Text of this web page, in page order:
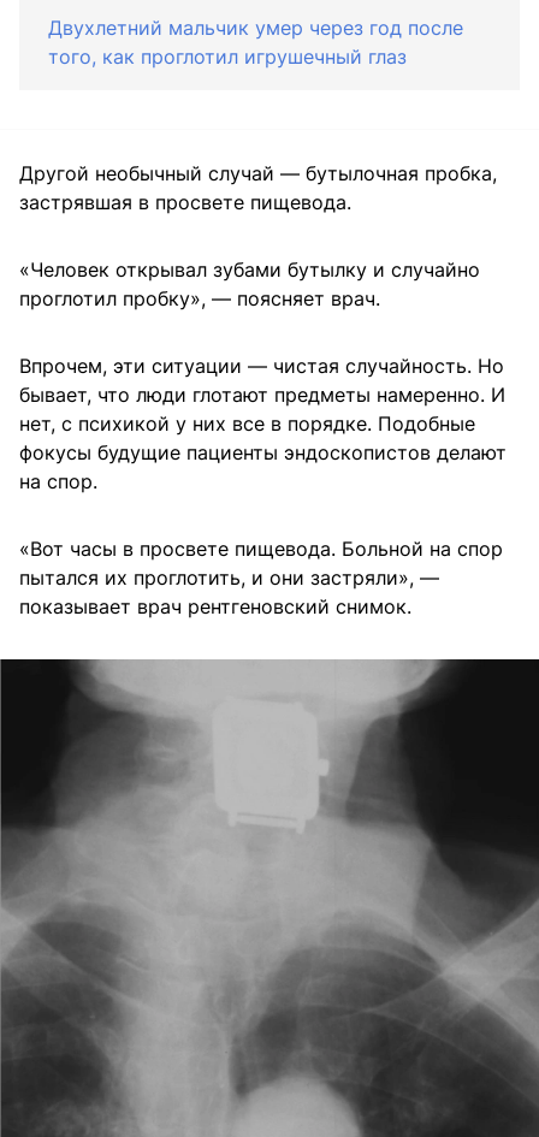
Двухлетний мальчик умер через год после
того, как проглотил игрушечный глаз
Другой необычный случай — бутылочная пробка,
застрявшая в просвете пищевода.
«Человек открывал зубами бутылку и случайно
проглотил пробку», — поясняет врач.
Впрочем, эти ситуации — чистая случайность. Но
бывает, что люди глотают предметы намеренно. И
нет, с психикой у них все в порядке. Подобные
фокусы будущие пациенты эндоскопистов делают
на спор.
«Вот часы в просвете пищевода. Больной на спор
пытался их проглотить, и они застряли», —
показывает врач рентгеновский снимок.